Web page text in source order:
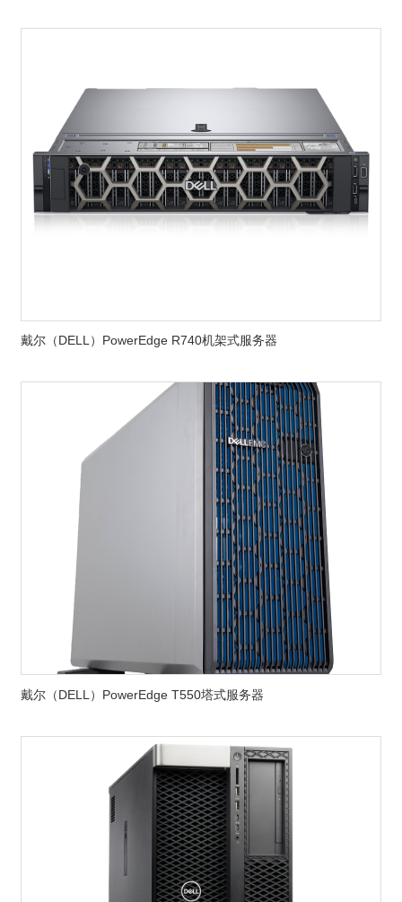
戴尔（DELL）PowerEdge R740机架式服务器
戴尔（DELL）PowerEdge T550塔式服务器